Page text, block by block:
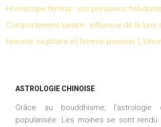
Horoscope femina : vos prévisions
Comportement lunaire : influence de la lune
Homme sagittaire et femme poisson:
ASTROLOGIE CHINOISE
Grâce au bouddhisme, l’astrologie
popularisée. Les moines se sont